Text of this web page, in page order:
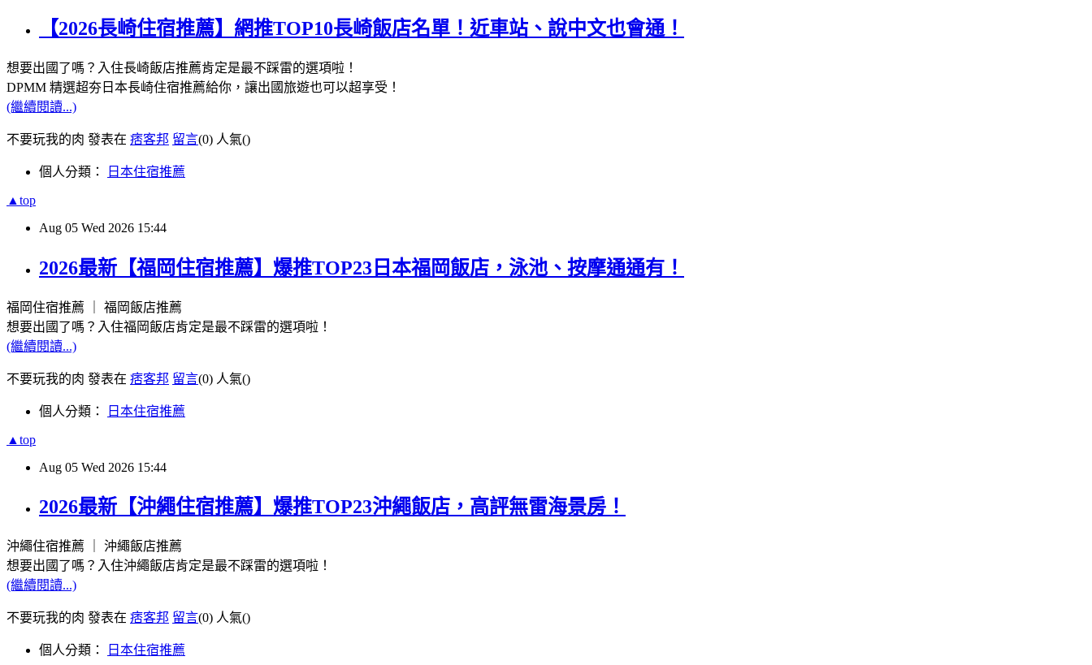
【2026長崎住宿推薦】網推TOP10長崎飯店名單！近車站、說中文也會通！
想要出國了嗎？入住長崎飯店推薦肯定是最不踩雷的選項啦！
DPMM 精選超夯日本長崎住宿推薦給你，讓出國旅遊也可以超享受！
(繼續閱讀...)
不要玩我的肉 發表在 痞客邦 留言(0) 人氣()
個人分類： 日本住宿推薦
▲top
Aug 05 Wed 2026 15:44
2026最新【福岡住宿推薦】爆推TOP23日本福岡飯店，泳池、按摩通通有！
福岡住宿推薦 ｜ 福岡飯店推薦
想要出國了嗎？入住福岡飯店肯定是最不踩雷的選項啦！
(繼續閱讀...)
不要玩我的肉 發表在 痞客邦 留言(0) 人氣()
個人分類： 日本住宿推薦
▲top
Aug 05 Wed 2026 15:44
2026最新【沖繩住宿推薦】爆推TOP23沖繩飯店，高評無雷海景房！
沖繩住宿推薦 ｜ 沖繩飯店推薦
想要出國了嗎？入住沖繩飯店肯定是最不踩雷的選項啦！
(繼續閱讀...)
不要玩我的肉 發表在 痞客邦 留言(0) 人氣()
個人分類： 日本住宿推薦